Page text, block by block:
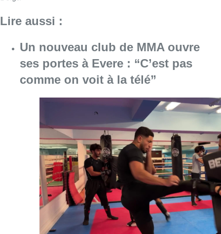
Lire aussi :
Un nouveau club de MMA ouvre
ses portes à Evere : “C’est pas
comme on voit à la télé”